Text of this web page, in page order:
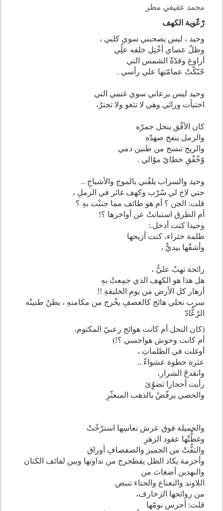
محمد عفيفي مطر
رّعّوية الكهف
وحيد ، ليس يصحبني سوي كلبي ،
وظلٌ عصاي أخْتِل خلفه علٌِي
أراوغ وقدّةّ الشمس التي
حّبّكّتْ عمامّتها علي رأسي .
وحيد ليس يرعاني سوي غنمي التي
اختبأت ورائي وهي لا تثغو ولا تجترٌ،
كان الأفْق ينخل جمرّه
والرمل ينفخ صهدّه
والريح تنسج من طنين دمي
وّخّفْقِ خطايّ موٌالي .
وحيد والسراب يلفٌني بالموج والأشباحِ ..
حتي لاح لي سّرّب وكهف غائر في الرملِ ،
قلت: الجن ؟ أم هو طائف مما جننْت بهِ ؟
أم الطرق استبانتْ عن أواخرها ؟!
وحيدا كنت أدخل.:
ظلمة خثراء، كنت أزيحها
وأشقٌها بيديٌّ ،
رائحة تهبٌ عليٌّ ،
هل هذا هو الكهف الذي جمِعتْ بهِ
أزهار كل الأرض من يومِ الخليقةِ !!
سرب نحلي هائج كالعصفِ يخْرج من مكامنهِ ، يطنٌ طنينّه
الرٌعٌّادّ
(كان النحل أم كانت هوائج رعبيّ المكتوم،
أم كانت وحوش هواجسي ؟!)
أوغلت في الظلماتِ ،
عثرة خطوة عشواءّ ..
وانقدحّ الشرار،
رأيت أحجارا تضوٌِئ
والحصي يرفّضٌ بالذهب المبعثّرِ
والجميلة فوق عرش نعاسِها استرْخّتْ
وغطٌّتْها عقود الزهرِ
والتفٌّتْ من الجميز والصفصافِ أوراق
وأحزمة يكاد الطل يقطجرج من نداوتها وبين لفائف الكتان
والنهدين أضغاث من
اللاوند والنعناع والحناء تنبض
من روائحها الزخارف،
قلت: أحرس نومّها